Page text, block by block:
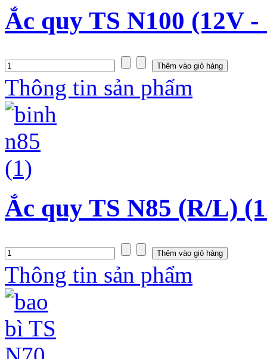
Ắc quy TS N100 (12V -
Thông tin sản phẩm
Ắc quy TS N85 (R/L)
Thông tin sản phẩm